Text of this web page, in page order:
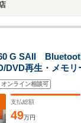
G SAII
DVD再生・メモリ
ト・オートA/C・
・ドアバイザー・
ドル
オンライン相談可
支払総額
49万円